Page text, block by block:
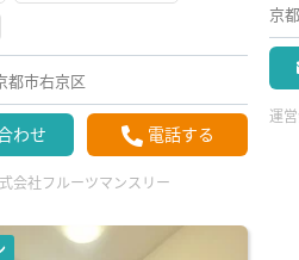
都市右京区
わせ 電話する
会社フルーツマンスリー
京
運営